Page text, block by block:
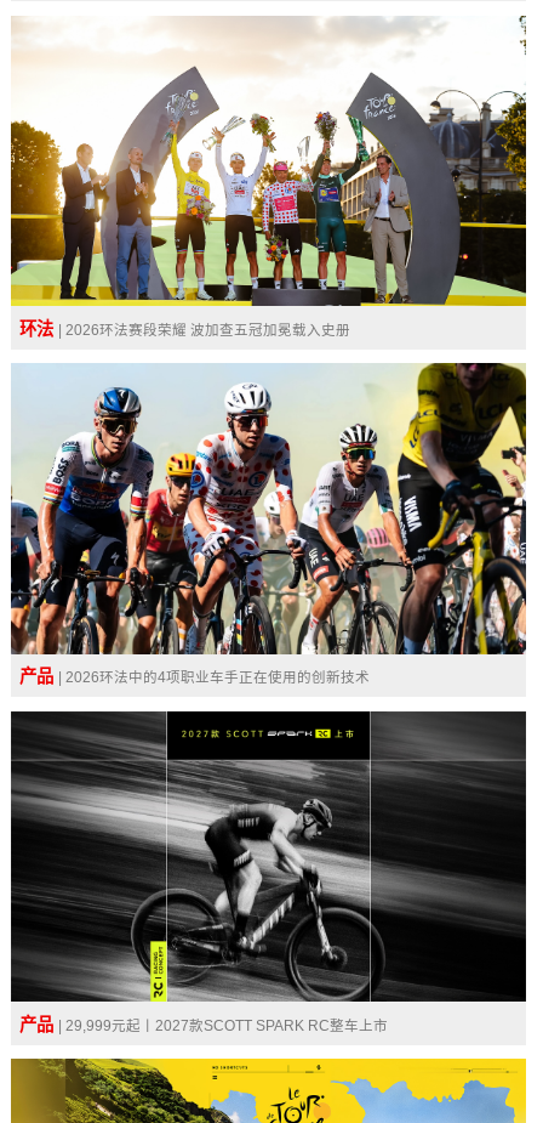
环法 | 2026环法赛段荣耀 波加查五冠加冕载入史册
产品 | 2026环法中的4项职业车手正在使用的创新技术
产品 | 29,999元起丨2027款SCOTT SPARK RC整车上市